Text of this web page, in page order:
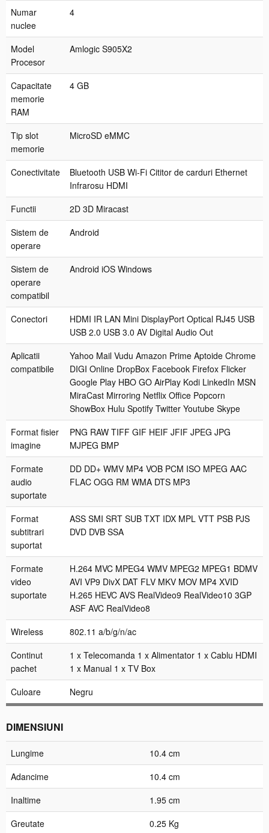
0,
C
f
u
s
a
z
Numar
nuclee
4
Model
Procesor
Amlogic S905X2
Capacitate
memorie
RAM
4 GB
Tip slot
memorie
MicroSD eMMC
Conectivitate
Bluetooth USB Wi-Fi Cititor de carduri Ethernet
Infrarosu HDMI
Functii
2D 3D Miracast
Sistem de
operare
Android
Sistem de
operare
compatibil
Android iOS Windows
Conectori
HDMI IR LAN Mini DisplayPort Optical RJ45 USB
USB 2.0 USB 3.0 AV Digital Audio Out
Aplicatii
compatibile
Yahoo Mail Vudu Amazon Prime Aptoide Chrome
DIGI Online DropBox Facebook Firefox Flicker
Google Play HBO GO AirPlay Kodi LinkedIn MSN
MiraCast Mirroring Netflix Office Popcorn
ShowBox Hulu Spotify Twitter Youtube Skype
Format fisier
imagine
PNG RAW TIFF GIF HEIF JFIF JPEG JPG
MJPEG BMP
Formate
audio
suportate
DD DD+ WMV MP4 VOB PCM ISO MPEG AAC
FLAC OGG RM WMA DTS MP3
Format
subtitrari
suportat
ASS SMI SRT SUB TXT IDX MPL VTT PSB PJS
DVD DVB SSA
Formate
video
suportate
H.264 MVC MPEG4 WMV MPEG2 MPEG1 BDMV
AVI VP9 DivX DAT FLV MKV MOV MP4 XVID
H.265 HEVC AVS RealVideo9 RealVideo10 3GP
ASF AVC RealVideo8
Wireless
802.11 a/b/g/n/ac
Continut
pachet
1 x Telecomanda 1 x Alimentator 1 x Cablu HDMI
1 x Manual 1 x TV Box
Culoare
Negru
DIMENSIUNI
Lungime
10.4 cm
Adancime
10.4 cm
Inaltime
1.95 cm
Greutate
0.25 Kg